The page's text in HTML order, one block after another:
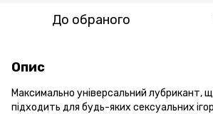
До обраного
Опис
Максимально універсальний лубрикант,
підходить для будь-яких сексуальних ігор